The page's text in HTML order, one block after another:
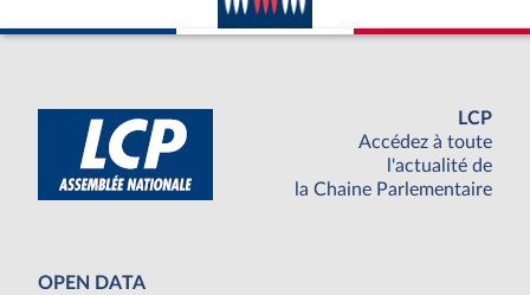
LCP
Accédez à toute
l'actualité de
la Chaine Parlementaire
OPEN DATA